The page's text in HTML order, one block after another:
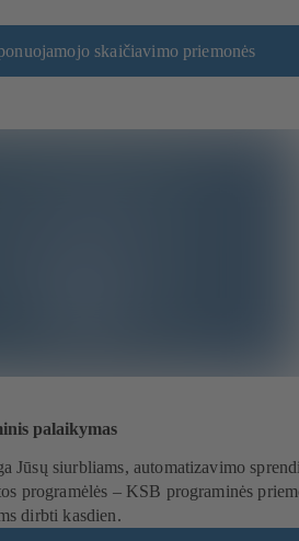
skaičiavimo priemonės
palaikymas
Jūsų siurbliams, automatizavimo
programėlės – KSB programinės
dirbti kasdien.